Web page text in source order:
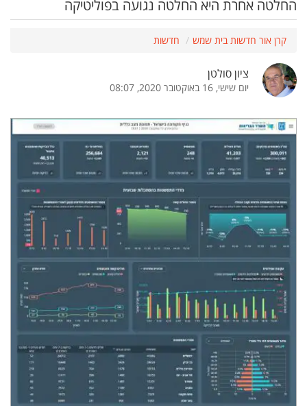
החלטה אחרת היא החלטה נגועה בפוליטיקה
קרן אור חדשות בית שמש חדשות
ציון סולטן
יום שישי, 16 באוקטובר 2020, 08:07